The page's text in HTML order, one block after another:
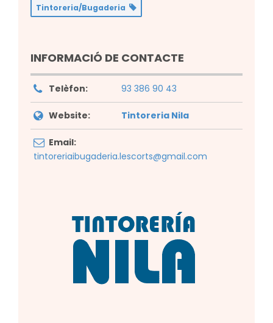
Tintoreria/Bugaderia
INFORMACIÓ DE CONTACTE
Telèfon: 93 386 90 43
Website: Tintoreria Nila
Email:
tintoreriaibugaderia.lescorts@gmail.com